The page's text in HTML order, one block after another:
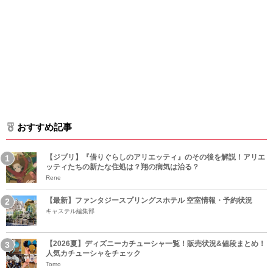
おすすめ記事
【ジブリ】『借りぐらしのアリエッティ』のその後を解説！アリエ
ッティたちの新たな住処は？翔の病気は治る？
Rene
【最新】ファンタジースプリングスホテル 空室情報・予約状況
キャステル編集部
【2026夏】ディズニーカチューシャ一覧！販売状況&値段まとめ！
人気カチューシャをチェック
Tomo